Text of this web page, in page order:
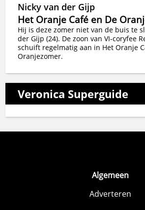
Nicky van der Gijp
Het Oranje Café en De
Hij is deze zomer niet van de buis te
der Gijp (24). De zoon van VI-coryfee
schuift regelmatig aan in Het Oranje
Oranjezomer.
Veronica Superguide
Algemeen
Adverteren